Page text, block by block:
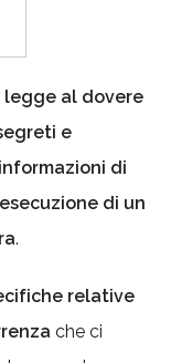
legge al dovere
e
di
di un
.
relative
che ci